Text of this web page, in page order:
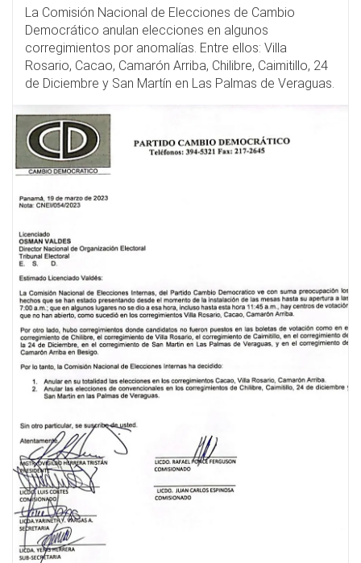
La Comisión Nacional de Elecciones de Cambio
Democrático anulan elecciones en algunos
corregimientos por anomalías. Entre ellos: Villa
Rosario, Cacao, Camarón Arriba, Chilibre, Caimitillo, 24
de Diciembre y San Martín en Las Palmas de Veraguas.